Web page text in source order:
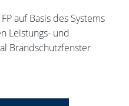
auf Basis des Systems
Leistungs- und
Brandschutzfenster